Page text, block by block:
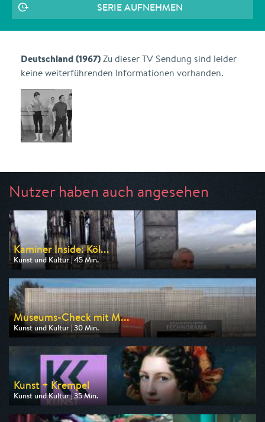
SERIE AUFNEHMEN
Deutschland (1967)Zu dieser TV Sendung sind leider
keine weiterführenden Informationen vorhanden.
Nutzer haben auch angesehen
Kaminer Inside: Köl...
Kunst und Kultur | 45 Min.
Ausgestrahlt von 3sat
am 08.08.2026, 20:15
Museums-Check mit M...
Kunst und Kultur | 30 Min.
Ausgestrahlt von 3sat
am 09.08.2026, 18:30
Kunst + Krempel
Kunst und Kultur | 35 Min.
Ausgestrahlt von 3sat
am 08.08.2026, 14:30